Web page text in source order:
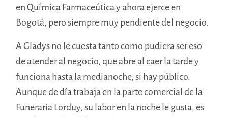
en Química Farmaceútica y ahora ejerce en
Bogotá, pero siempre muy pendiente del negocio.
A Gladys no le cuesta tanto como pudiera ser eso
de atender al negocio, que abre al caer la tarde y
funciona hasta la medianoche, si hay público.
Aunque de día trabaja en la parte comercial de la
Funeraria Lorduy, su labor en la noche le gusta, es